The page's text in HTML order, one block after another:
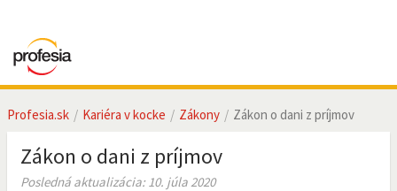
Profesia.sk Kariéra v kocke Zákony Zákon o dani z príjmov
Zákon o dani z príjmov
Posledná aktualizácia: 10. júla 2020